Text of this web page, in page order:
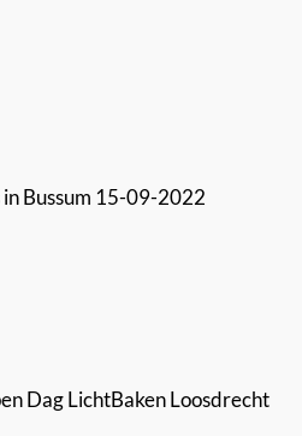
Bussum 15-09-2022
Dag LichtBaken Loosdrecht